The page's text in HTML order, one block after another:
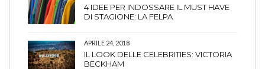
4 IDEE PER INDOSSARE IL MUST HAVE
DI STAGIONE: LA FELPA
APRILE 24, 2018
IL LOOK DELLE CELEBRITIES: VICTORIA
BECKHAM